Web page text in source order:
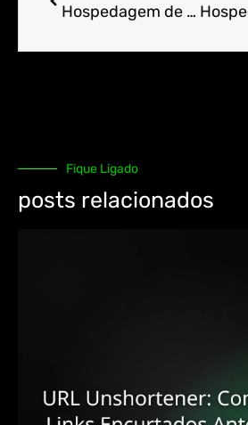
Hospedagem de Sites para Engenheiro em Abunaí
Fique Ligado
posts relacionados